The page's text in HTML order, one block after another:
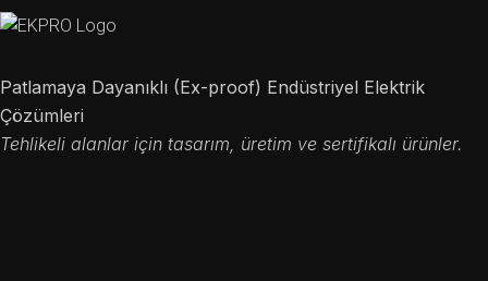
Patlamaya Dayanıklı (Ex-proof) Endüstriyel Elektrik
Çözümleri
Tehlikeli alanlar için tasarım, üretim ve sertifikalı ürünler.